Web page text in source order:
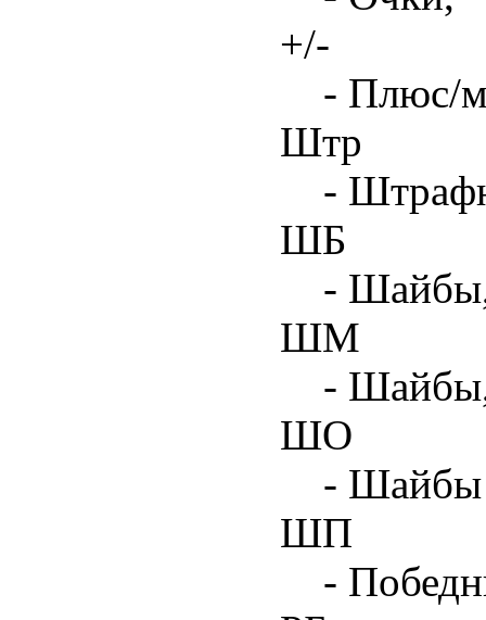
+/-
- Плюс/
Штр
-
ШБ
- Шайбы,
ШМ
- Шайбы,
ШО
- Шайбы
ШП
-